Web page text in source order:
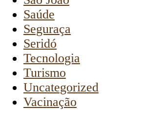
Saúde
Seguraça
Seridó
Tecnologia
Turismo
Uncategorized
Vacinação